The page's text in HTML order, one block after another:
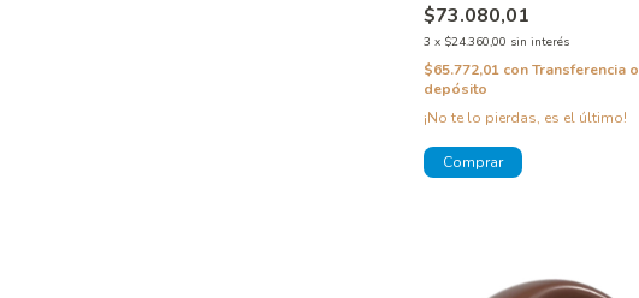
$73.080,01
3 x $24.360,00 sin interés
$65.772,01 con Transferencia o
depósito
¡No te lo pierdas, es el último!